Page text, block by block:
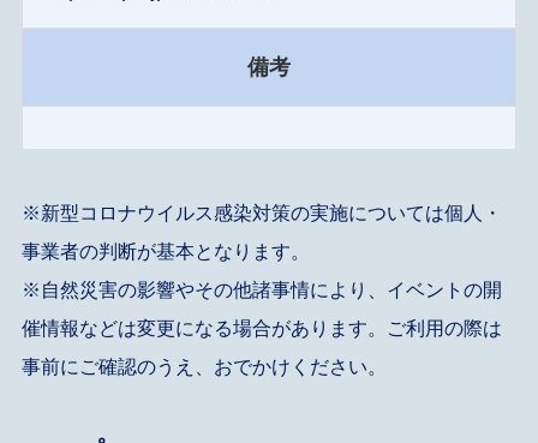
備考
※新型コロナウイルス感染対策の実施については個人・
事業者の判断が基本となります。
※自然災害の影響やその他諸事情により、イベントの開
催情報などは変更になる場合があります。ご利用の際は
事前にご確認のうえ、おでかけください。